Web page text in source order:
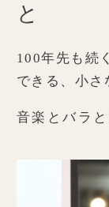
と
100年先も続
できる、小さ
音楽とバラ